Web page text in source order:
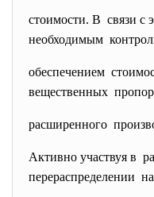
стоимости. В связи с
необходимым
обеспечением
вещественных
расширенного
Активно участвуя в
перераспределении